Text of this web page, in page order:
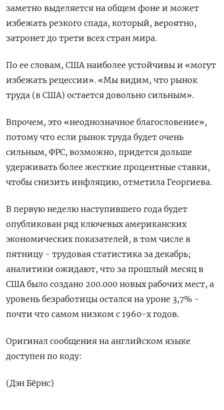
заметно выделяется на общем фоне и может
избежать резкого спада, который, вероятно,
затронет до трети всех стран мира.
По ее словам, США наиболее устойчивы и «могут
избежать рецессии». «Мы видим, что рынок
труда (в США) остается довольно сильным».
Впрочем, это «неоднозначное благословение»,
потому что если рынок труда будет очень
сильным, ФРС, возможно, придется дольше
удерживать более жесткие процентные ставки,
чтобы снизить инфляцию, отметила Георгиева.
В первую неделю наступившего года будет
опубликован ряд ключевых американских
экономических показателей, в том числе в
пятницу - трудовая статистика за декабрь;
аналитики ожидают, что за прошлый месяц в
США было создано 200.000 новых рабочих мест, а
уровень безработицы остался на уроне 3,7% -
почти что самом низком с 1960-х годов.
Оригинал сообщения на английском языке
доступен по коду:
(Дэн Бёрнс)